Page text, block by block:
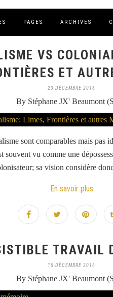
PAGES ARCHIVES
VS
ET
23 DÉCEMBRE 2016
By Stéphane JX' Beaumont
sont comparables mais pas
souvent vu comme une
sa vision considère
En savoir plus
TRAVAIL
15 DÉCEMBRE 2016
By Stéphane JX' Beaumont